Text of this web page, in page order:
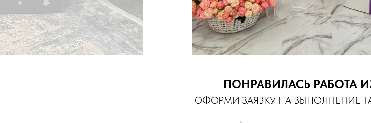
ПОНРАВИЛАСЬ РАБОТА
ОФОРМИ ЗАЯВКУ НА ВЫПОЛНЕНИЕ